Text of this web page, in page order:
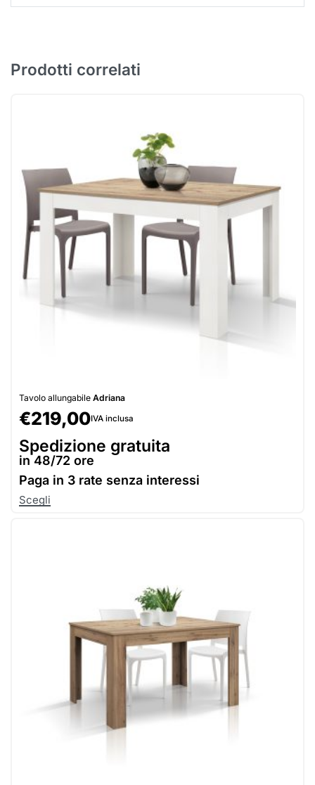
Prodotti correlati
Tavolo allungabile Adriana
€219,00IVA inclusa
Spedizione gratuita
in 48/72 ore
Paga in 3 rate senza interessi
Scegli